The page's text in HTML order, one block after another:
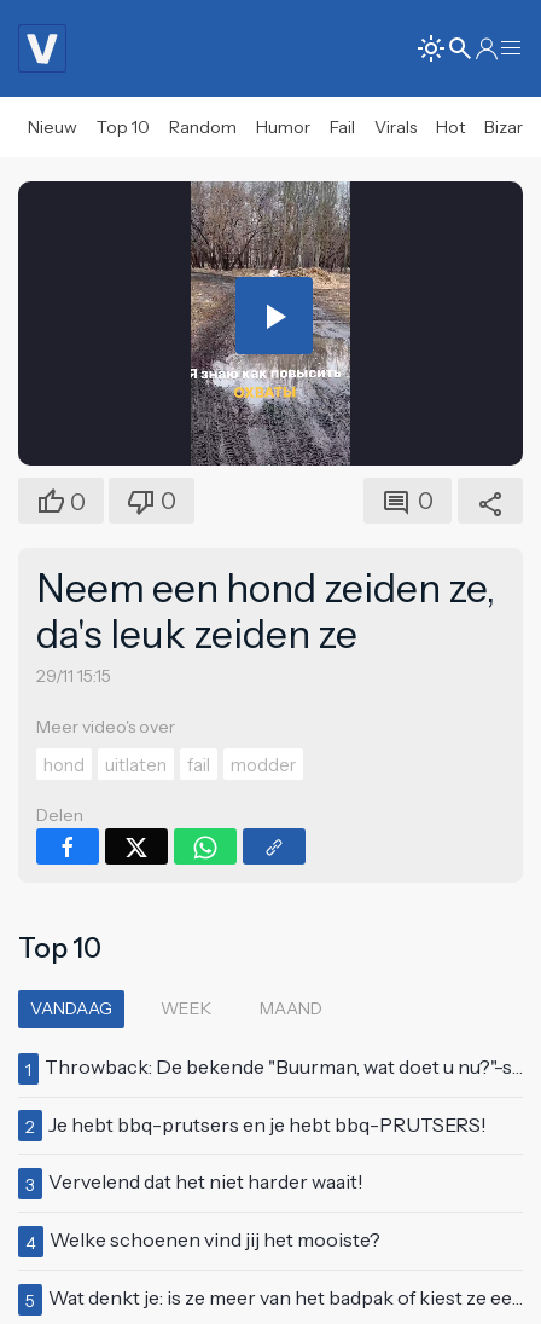
Nieuw Top 10 Random Humor Fail Virals Hot Bizar
Play
Video
0 0 0
Neem een hond zeiden ze,
da's leuk zeiden ze
29/11 15:15
Meer video's over
hond
uitlaten fail modder
Delen
Top 10
VANDAAG WEEK MAAND
1 Throwback: De bekende "Buurman, wat doet u nu?"-scène uit Flodder met Tatjana Šimić
2 Je hebt bbq-prutsers en je hebt bbq-PRUTSERS!
3 Vervelend dat het niet harder waait!
4 Welke schoenen vind jij het mooiste?
5 Wat denkt je: is ze meer van het badpak of kiest ze eerder voor een bikini?